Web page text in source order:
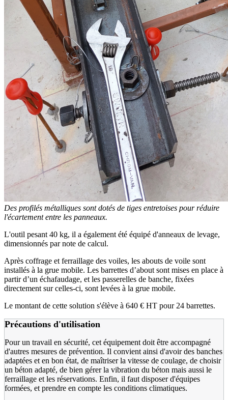
Des profilés métalliques sont dotés de tiges entretoises pour réduire
l'écartement entre les panneaux.
L'outil pesant 40 kg, il a également été équipé d'anneaux de levage,
dimensionnés par note de calcul.
Après coffrage et ferraillage des voiles, les abouts de voile sont
installés à la grue mobile. Les barrettes d’about sont mises en place à
partir d’un échafaudage, et les passerelles de banche, fixées
directement sur celles-ci, sont levées à la grue mobile.
Le montant de cette solution s'élève à 640 € HT pour 24 barrettes.
Précautions d'utilisation
Pour un travail en sécurité, cet équipement doit être accompagné
d'autres mesures de prévention. Il convient ainsi d'avoir des banches
adaptées et en bon état, de maîtriser la vitesse de coulage, de choisir
un béton adapté, de bien gérer la vibration du béton mais aussi le
ferraillage et les réservations. Enfin, il faut disposer d'équipes
formées, et prendre en compte les conditions climatiques.